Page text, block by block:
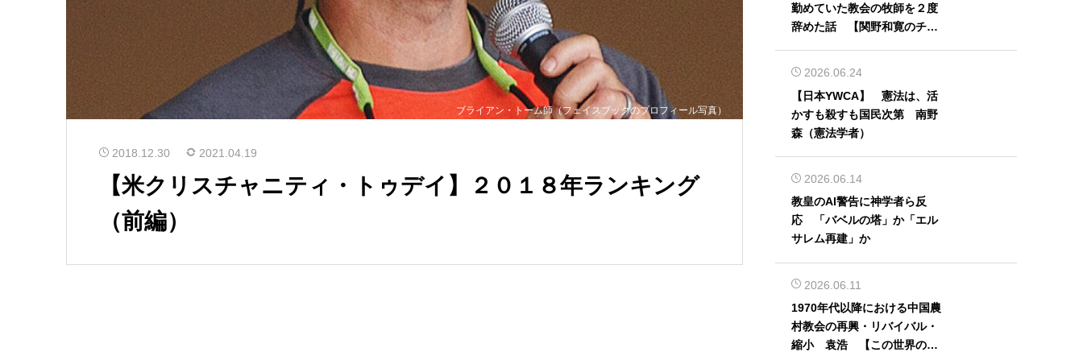
ブライアン・トーム師（フェイスブックのプロフィール写真）
2018.12.30 2021.04.19
【米クリスチャニティ・トゥデイ】２０１８年ランキング
（前編）
勤めていた教会の牧師を２度
辞めた話 【関野和寛のチャ
2026.06.24
【日本YWCA】 憲法は、活
かすも殺すも国民次第 南野
森（憲法学者）
2026.06.14
教皇のAI警告に神学者ら反
応 「バベルの塔」か「エル
サレム再建」か
2026.06.11
1970年代以降における中国農
村教会の再興・リバイバル・
縮小 袁浩 【この世界の片